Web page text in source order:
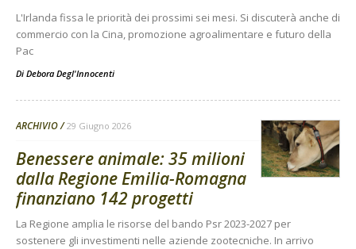
L'Irlanda fissa le priorità dei prossimi sei mesi. Si discuterà anche di
commercio con la Cina, promozione agroalimentare e futuro della
Pac
Di Debora Degl'Innocenti
ARCHIVIO 29 Giugno 2026
Benessere animale: 35 milioni
dalla Regione Emilia-Romagna
finanziano 142 progetti
La Regione amplia le risorse del bando Psr 2023-2027 per
sostenere gli investimenti nelle aziende zootecniche. In arrivo